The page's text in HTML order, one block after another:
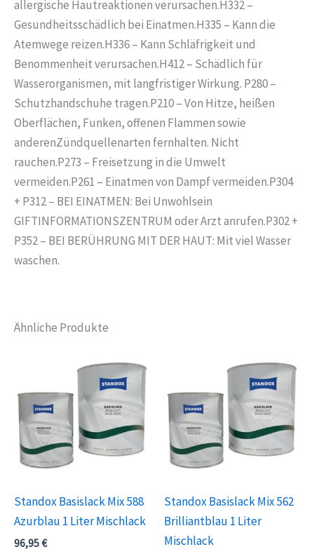
allergische Hautreaktionen verursachen.H332 –
Gesundheitsschädlich bei Einatmen.H335 – Kann die
Atemwege reizen.H336 – Kann Schläfrigkeit und
Benommenheit verursachen.H412 – Schädlich für
Wasserorganismen, mit langfristiger Wirkung. P280 –
Schutzhandschuhe tragen.P210 – Von Hitze, heißen
Oberflächen, Funken, offenen Flammen sowie
anderenZündquellenarten fernhalten. Nicht
rauchen.P273 – Freisetzung in die Umwelt
vermeiden.P261 – Einatmen von Dampf vermeiden.P304
+ P312 – BEI EINATMEN: Bei Unwohlsein
GIFTINFORMATIONSZENTRUM oder Arzt anrufen.P302 +
P352 – BEI BERÜHRUNG MIT DER HAUT: Mit viel Wasser
waschen.
Ähnliche Produkte
Standox Basislack Mix 588
Azurblau 1 Liter Mischlack
96,95€
Standox Basislack Mix 562
Brilliantblau 1 Liter
Mischlack